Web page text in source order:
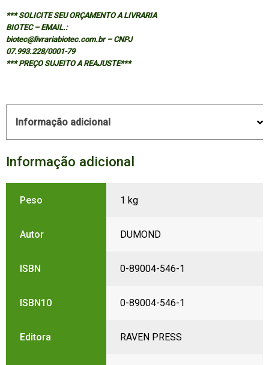
*** SOLICITE SEU ORÇAMENTO A LIVRARIA
BIOTEC – EMAIL.:
biotec@livrariabiotec.com.br – CNPJ
07.993.228/0001-79
*** PREÇO SUJEITO A REAJUSTE***
Informação adicional
Informação adicional
Peso 1 kg
Autor DUMOND
ISBN 0-89004-546-1
ISBN10 0-89004-546-1
Editora RAVEN PRESS